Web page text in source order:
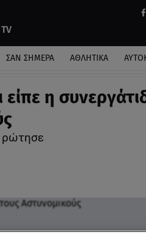
ΣΑΝ ΣΗΜΕΡΑ ΑΘΛΗΤΙΚΑ
η
ρώτησε